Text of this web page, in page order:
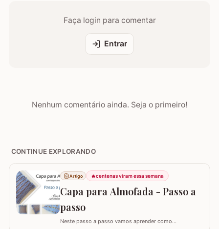
Faça login para comentar
Entrar
Nenhum comentário ainda. Seja o primeiro!
CONTINUE EXPLORANDO
Artigo 🔥centenas viram essa semana
Capa para Almofada - Passo a
passo
Neste passo a passo vamos aprender como